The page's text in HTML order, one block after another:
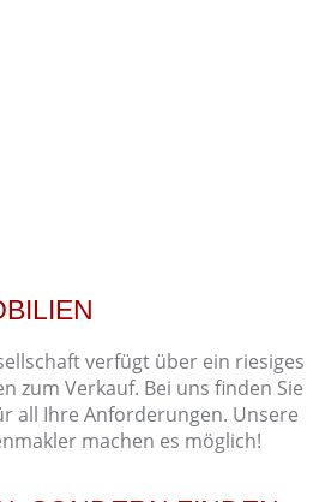
verfügt über ein riesiges
zum Verkauf. Bei uns finden Sie
all Ihre Anforderungen. Unsere
machen es möglich!